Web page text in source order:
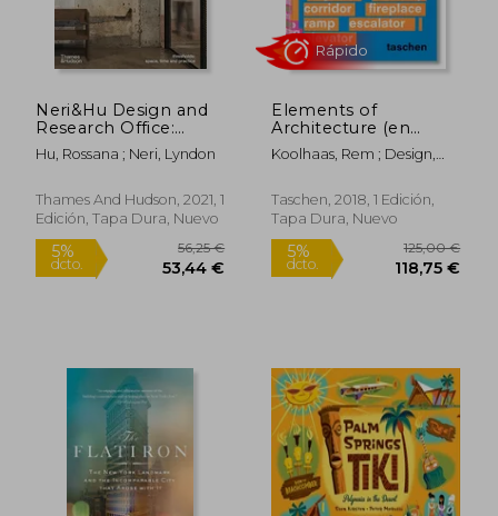
99,00 €
Neri&Hu Design and
Research Office:
Thresholds: Space,
Time and Practice (en
Hu, Rossana ; Neri, Lyndon
Thames And Hudson, 2021, 1
Edición, Tapa Dura, Nuevo
Elements of
Architecture (en
Inglés)
Koolhaas, Rem ; Design,
Of ; Trüby, Stephan
Taschen, 2018, 1 Edición,
Tapa Dura, Nuevo